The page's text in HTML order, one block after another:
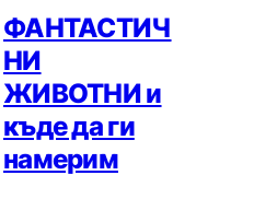
ФАНТАСТИЧ
НИ
ЖИВОТНИ и
къде да ги
намерим